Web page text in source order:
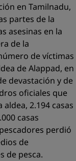
en Tamilnadu,
partes de la
asesinas en la
de la
de víctimas
de Alappad, en
devastación y de
oficiales que
2.194 casas
casas
perdió
de
de pesca.